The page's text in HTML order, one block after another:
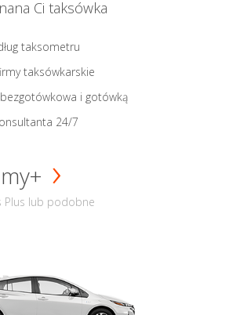
Ci taksówka
taksometru
taksówkarskie
bezgotówkowa i gotówką
24/7
Plus lub podobne